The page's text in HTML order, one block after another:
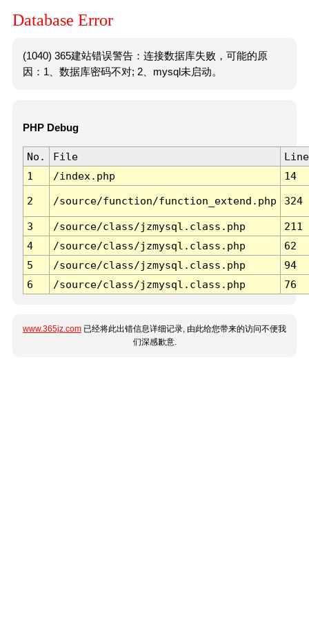
Database Error
(1040) 365建站错误警告：连接数据库失败，可能的原
因：1、数据库密码不对; 2、mysql未启动。
PHP Debug
No. File
Line
1
/index.php 14
2 /source/function/function_extend.php 324
3 /source/class/jzmysql.class.php
211
4
/source/class/jzmysql.class.php
62
5
/source/class/jzmysql.class.php
94
6
/source/class/jzmysql.class.php 76
www.365jz.com 已经将此出错信息详细记录, 由此给您带来的访问不便我
们深感歉意.